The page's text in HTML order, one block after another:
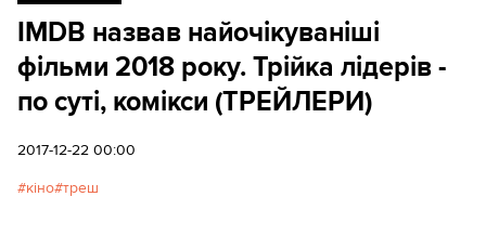
IMDB назвав найочікуваніші
фільми 2018 року. Трійка лідерів -
по суті, комікси (ТРЕЙЛЕРИ)
2017-12-22 00:00
кіно треш